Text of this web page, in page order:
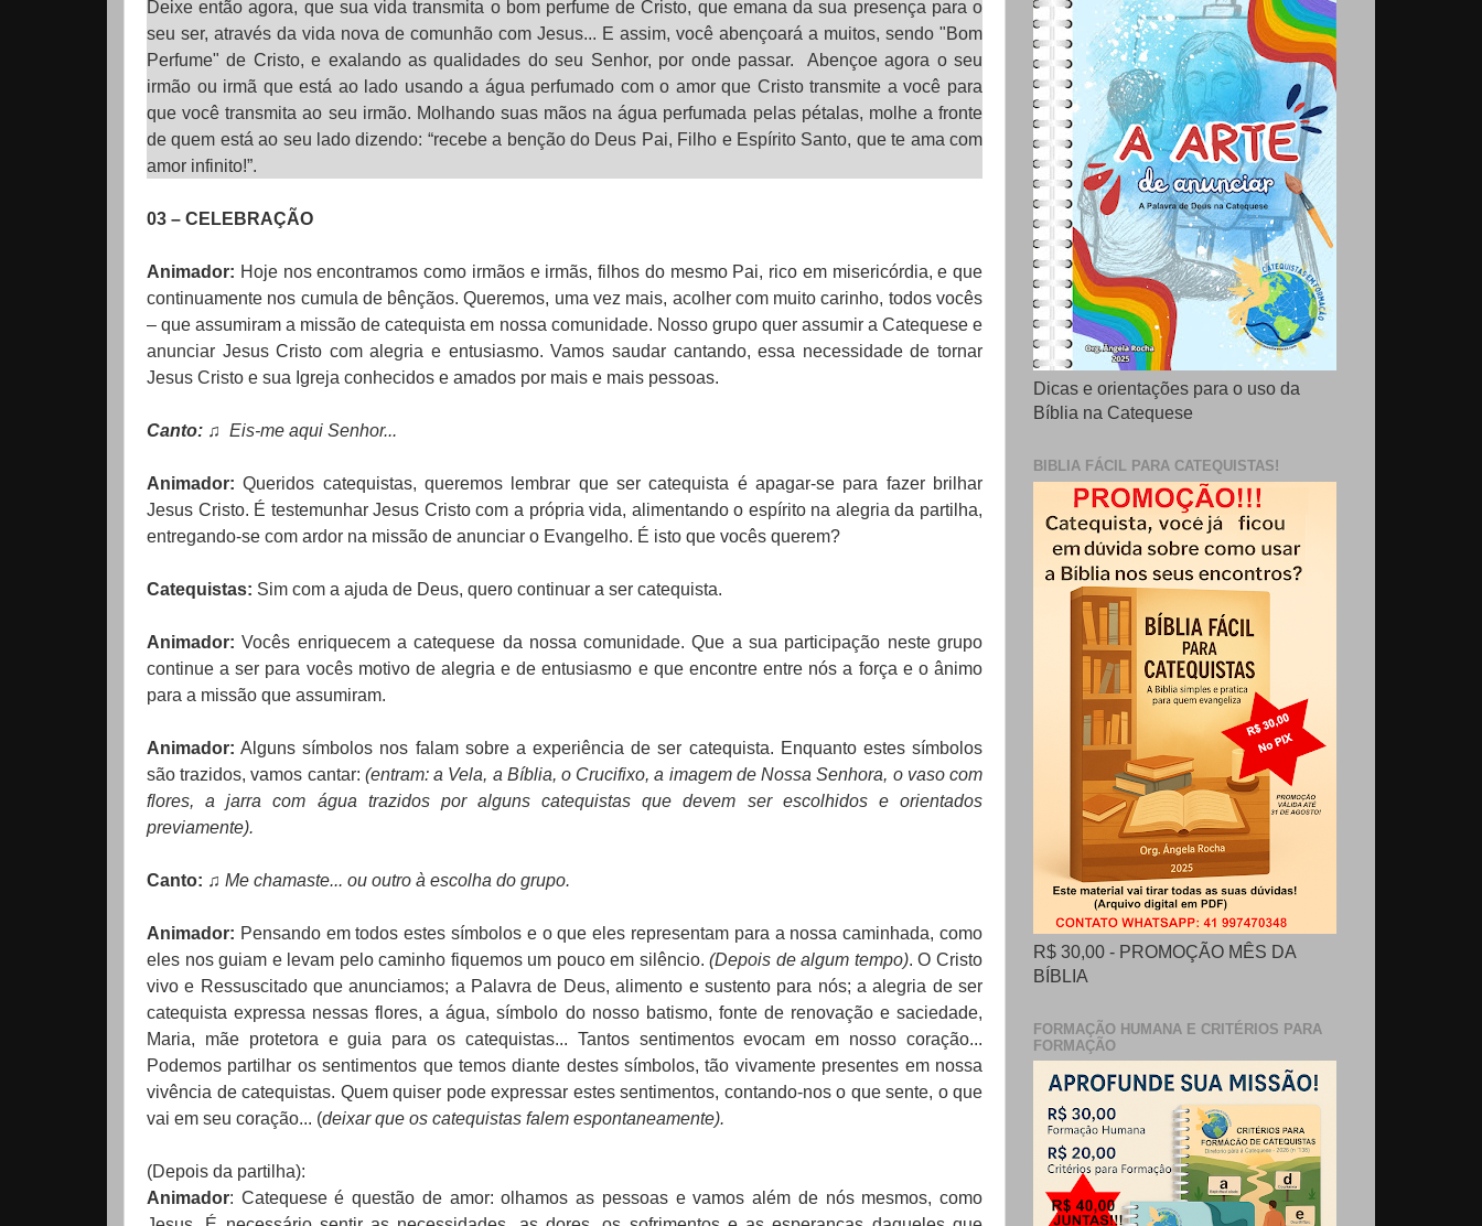
Deixe então agora, que sua vida transmita o bom perfume de Cristo, que emana da sua presença para o
seu ser, através da vida nova de comunhão com Jesus... E assim, você abençoará a muitos, sendo "Bom
Perfume" de Cristo, e exalando as qualidades do seu Senhor, por onde passar. Abençoe agora o seu
irmão ou irmã que está ao lado usando a água perfumado com o amor que Cristo transmite a você para
que você transmita ao seu irmão. Molhando suas mãos na água perfumada pelas pétalas, molhe a fronte
de quem está ao seu lado dizendo: “recebe a benção do Deus Pai, Filho e Espírito Santo, que te ama com
amor infinito!”.
03 – CELEBRAÇÃO
Animador: Hoje nos encontramos como irmãos e irmãs, filhos do mesmo Pai, rico em misericórdia, e que
continuamente nos cumula de bênçãos. Queremos, uma vez mais, acolher com muito carinho, todos vocês
– que assumiram a missão de catequista em nossa comunidade. Nosso grupo quer assumir a Catequese e
anunciar Jesus Cristo com alegria e entusiasmo. Vamos saudar cantando, essa necessidade de tornar
Jesus Cristo e sua Igreja conhecidos e amados por mais e mais pessoas.
Canto: ♫ Eis-me aqui Senhor...
Animador: Queridos catequistas, queremos lembrar que ser catequista é apagar-se para fazer brilhar
Jesus Cristo. É testemunhar Jesus Cristo com a própria vida, alimentando o espírito na alegria da partilha,
entregando-se com ardor na missão de anunciar o Evangelho. É isto que vocês querem?
Catequistas: Sim com a ajuda de Deus, quero continuar a ser catequista.
Animador: Vocês enriquecem a catequese da nossa comunidade. Que a sua participação neste grupo
continue a ser para vocês motivo de alegria e de entusiasmo e que encontre entre nós a força e o ânimo
para a missão que assumiram.
Animador: Alguns símbolos nos falam sobre a experiência de ser catequista. Enquanto estes símbolos
são trazidos, vamos cantar: (entram: a Vela, a Bíblia, o Crucifixo, a imagem de Nossa Senhora, o vaso com
flores, a jarra com água trazidos por alguns catequistas que devem ser escolhidos e orientados
previamente).
Canto: ♫ Me chamaste... ou outro à escolha do grupo.
Animador: Pensando em todos estes símbolos e o que eles representam para a nossa caminhada, como
eles nos guiam e levam pelo caminho fiquemos um pouco em silêncio.(Depois de algum tempo). O Cristo
vivo e Ressuscitado que anunciamos; a Palavra de Deus, alimento e sustento para nós; a alegria de ser
catequista expressa nessas flores, a água, símbolo do nosso batismo, fonte de renovação e saciedade,
Maria, mãe protetora e guia para os catequistas... Tantos sentimentos evocam em nosso coração...
Podemos partilhar os sentimentos que temos diante destes símbolos, tão vivamente presentes em nossa
vivência de catequistas. Quem quiser pode expressar estes sentimentos, contando-nos o que sente, o que
vai em seu coração... (deixar que os catequistas falem espontaneamente).
(Depois da partilha):
Animador: Catequese é questão de amor: olhamos as pessoas e vamos além de nós mesmos, como
Dicas e orientações para o uso da
Bíblia na Catequese
BIBLIA FÁCIL PARA CATEQUISTAS!
R$ 30,00 - PROMOÇÃO MÊS DA
BÍBLIA
FORMAÇÃO HUMANA E CRITÉRIOS PARA
FORMAÇÃO